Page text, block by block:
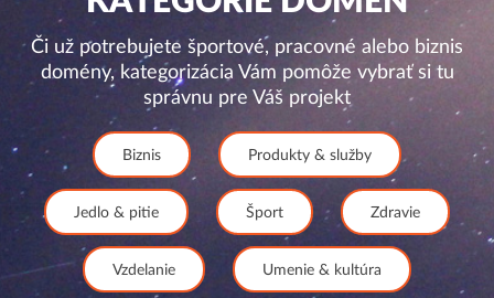
Či už potrebujete športové, pracovné alebo biznis
domény, kategorizácia Vám pomôže vybrať si tu
správnu pre Váš projekt
Biznis Produkty & služby
Jedlo & pitie Šport Zdravie
Vzdelanie Umenie & kultúra